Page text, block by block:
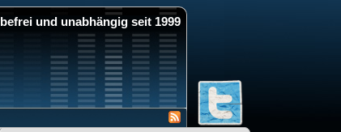
und unabhängig seit 1999